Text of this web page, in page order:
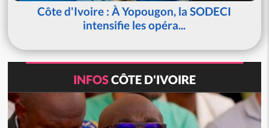
Côte d'Ivoire : À Yopougon, la SODECI
intensifie les opéra...
INFOSCÔTE D'IVOIRE